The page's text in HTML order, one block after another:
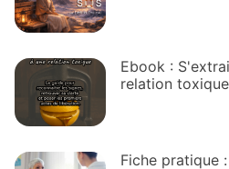
Ebook :
relation toxique
Fiche pratique